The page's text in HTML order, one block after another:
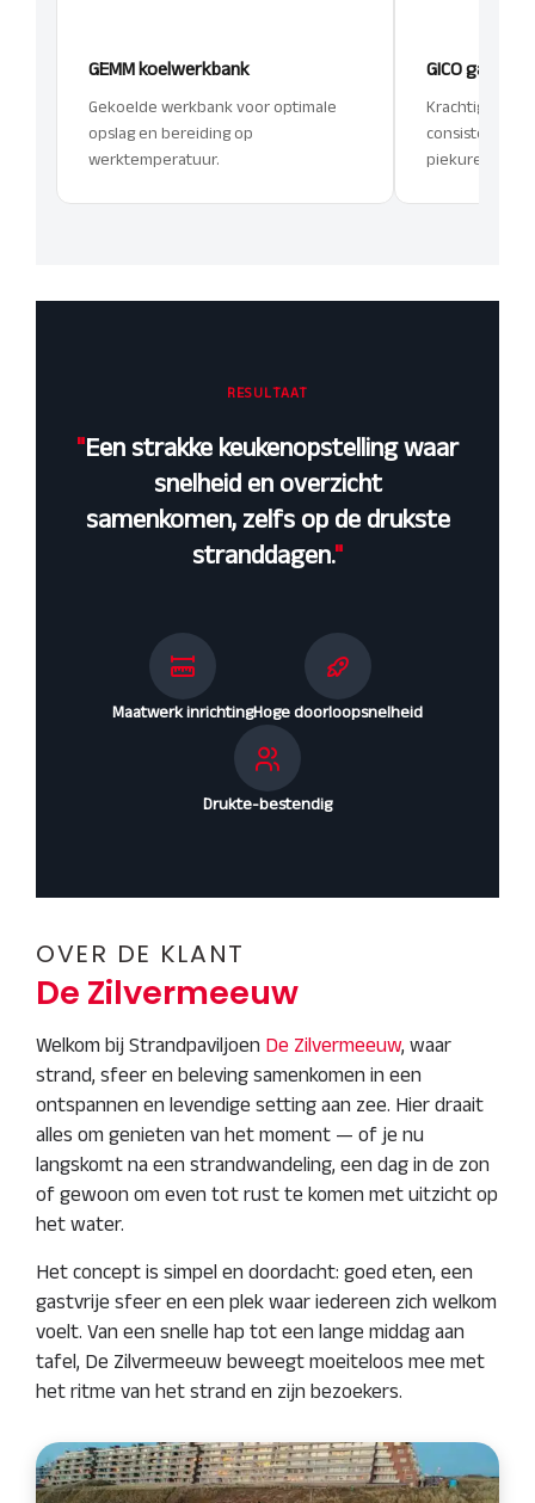
GEMM koelwerkbank
Gekoelde werkbank voor optimale
opslag en bereiding op
werktemperatuur.
GICO
Krachtige
consistent
piekuren.
RESULTAAT
"Een strakke keukenopstelling waar
snelheid en overzicht
samenkomen, zelfs op de drukste
stranddagen."
Maatwerk inrichtingHoge doorloopsnelheid
Drukte-bestendig
OVER DE KLANT
De Zilvermeeuw
Welkom bij Strandpaviljoen De Zilvermeeuw, waar
strand, sfeer en beleving samenkomen in een
ontspannen en levendige setting aan zee. Hier draait
alles om genieten van het moment — of je nu
langskomt na een strandwandeling, een dag in de zon
of gewoon om even tot rust te komen met uitzicht op
het water.
Het concept is simpel en doordacht: goed eten, een
gastvrije sfeer en een plek waar iedereen zich welkom
voelt. Van een snelle hap tot een lange middag aan
tafel, De Zilvermeeuw beweegt moeiteloos mee met
het ritme van het strand en zijn bezoekers.